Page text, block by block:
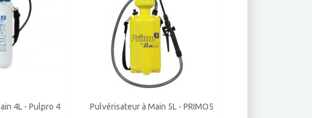
4L - Pulpro 4 Pulvérisateur à Main 5L - PRIMO5